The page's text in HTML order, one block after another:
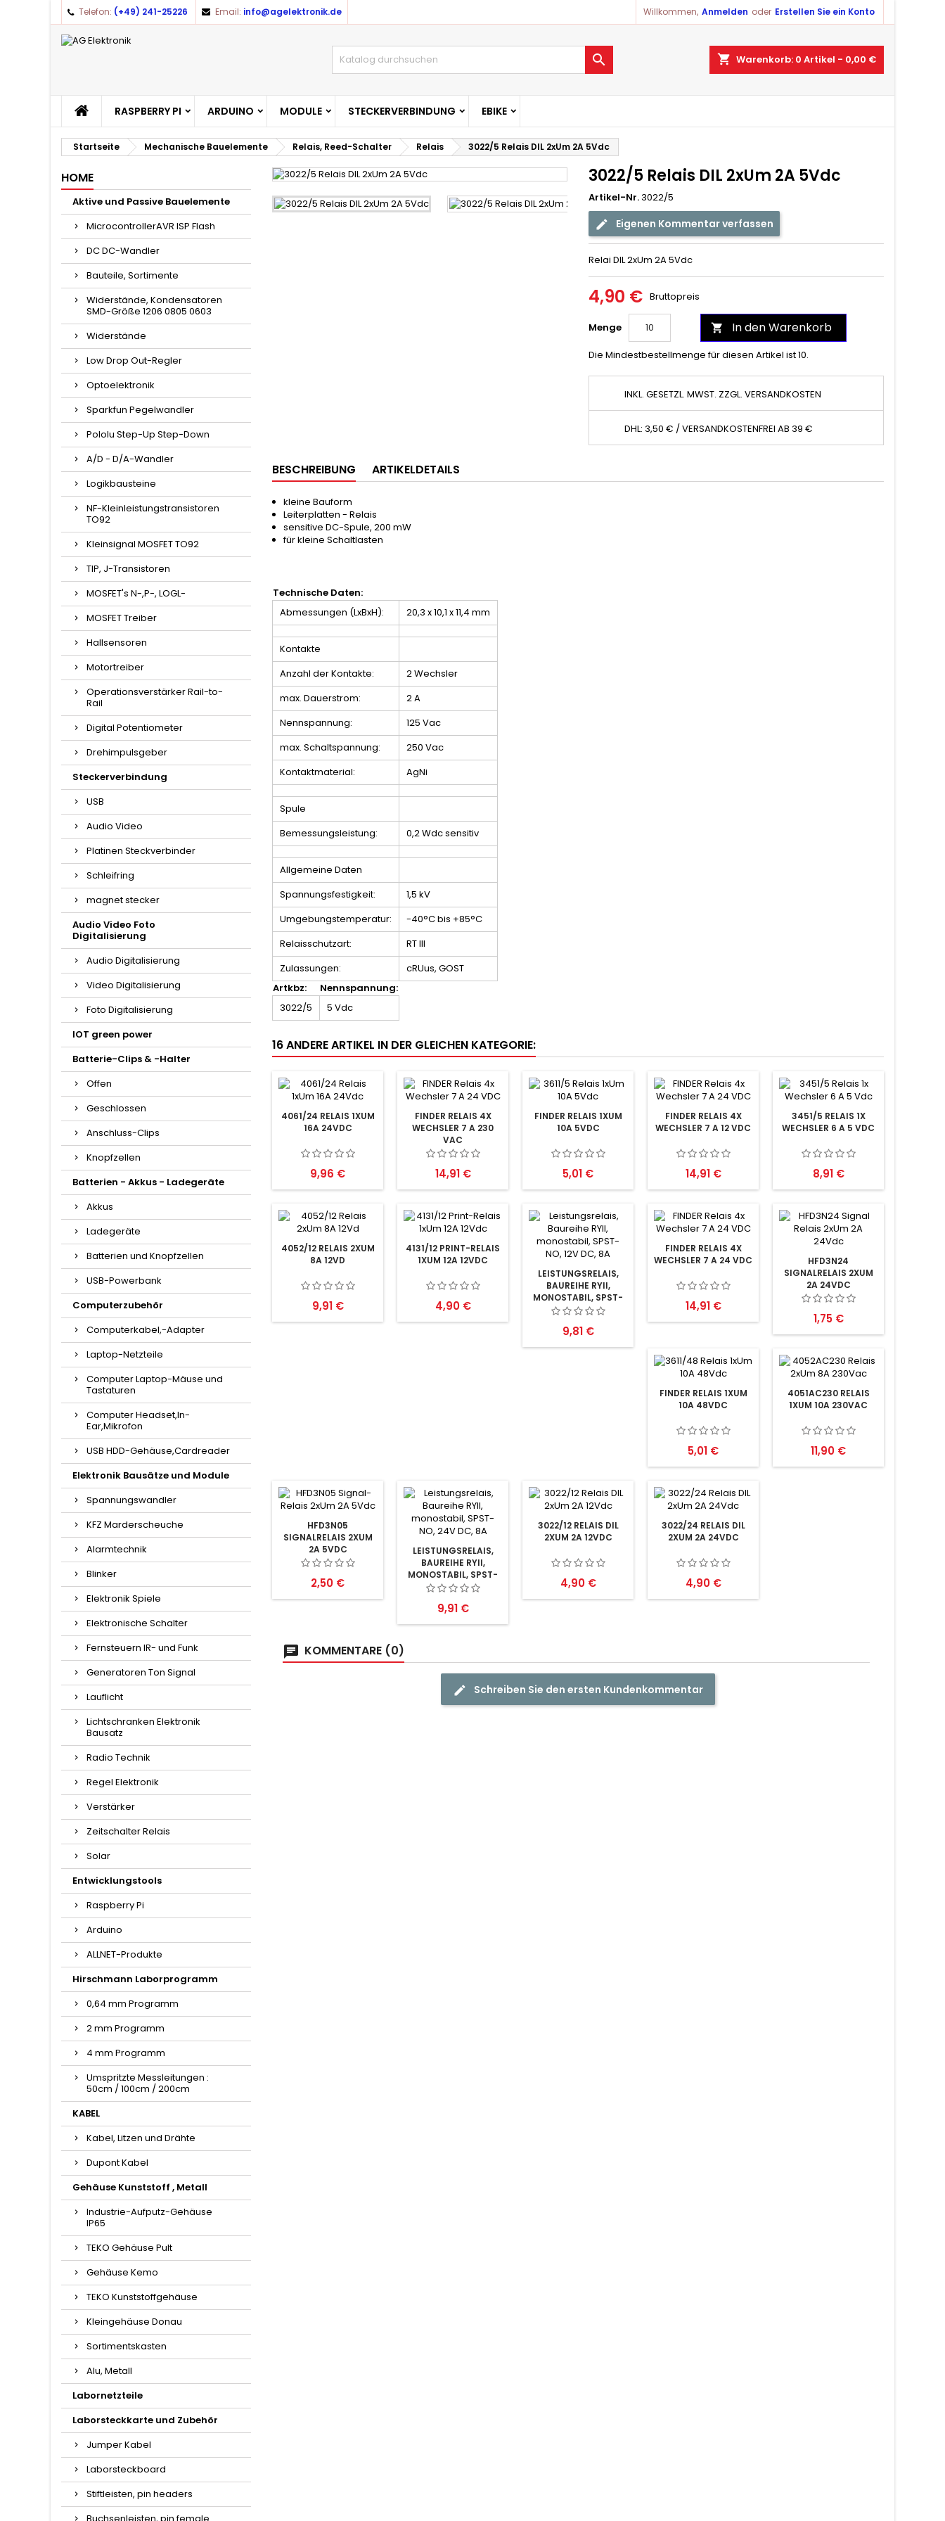
Telefon: (+49) 241-25226 Email: info@agelektronik.de Willkommen, Anmelden oder Erstellen Sie ein Konto
shopping_cart Warenkorb: 0 Artikel - 0,00 €

RASPBERRY PI ARDUINO MODULE STECKERVERBINDUNG EBIKE
Startseite Mechanische Bauelemente Relais, Reed-Schalter Relais 3022/5 Relais DIL 2xUm 2A 5Vdc
HOME
Aktive und Passive Bauelemente
MicrocontrollerAVR ISP Flash
DC DC-Wandler
Bauteile, Sortimente
Widerstände, Kondensatoren
SMD-Größe 1206 0805 0603
Widerstände
Low Drop Out-Regler
Optoelektronik
Sparkfun Pegelwandler
Pololu Step-Up Step-Down
A/D - D/A-Wandler
Logikbausteine
NF-Kleinleistungstransistoren
TO92
Kleinsignal MOSFET TO92
TIP, J-Transistoren
MOSFET's N-,P-, LOGL-
MOSFET Treiber
Hallsensoren
Motortreiber
Operationsverstärker Rail-to-
Rail
Digital Potentiometer
Drehimpulsgeber
Steckerverbindung
USB
Audio Video
Platinen Steckverbinder
Schleifring
magnet stecker
Audio Video Foto
Digitalisierung
Audio Digitalisierung
Video Digitalisierung
Foto Digitalisierung
IOT green power
Batterie-Clips & -Halter
Offen
Geschlossen
Anschluss-Clips
Knopfzellen
Batterien - Akkus - Ladegeräte
Akkus
Ladegeräte
Batterien und Knopfzellen
USB-Powerbank
Computerzubehör
Computerkabel,-Adapter
Laptop-Netzteile
Computer Laptop-Mäuse und
Tastaturen
Computer Headset,In-
Ear,Mikrofon
USB HDD-Gehäuse,Cardreader
Elektronik Bausätze und Module
Spannungswandler
KFZ Marderscheuche
Alarmtechnik
Blinker
Elektronik Spiele
Elektronische Schalter
Fernsteuern IR- und Funk
Generatoren Ton Signal
Lauflicht
Lichtschranken Elektronik
Bausatz
Radio Technik
Regel Elektronik
Verstärker
Zeitschalter Relais
Solar
Entwicklungstools
Raspberry Pi
Arduino
ALLNET-Produkte
Hirschmann Laborprogramm
0,64 mm Programm
2 mm Programm
4 mm Programm
Umspritzte Messleitungen :
50cm / 100cm / 200cm
KABEL
Kabel, Litzen und Drähte
Dupont Kabel
Gehäuse Kunststoff , Metall
Industrie-Aufputz-Gehäuse
IP65
TEKO Gehäuse Pult
Gehäuse Kemo
TEKO Kunststoffgehäuse
Kleingehäuse Donau
Sortimentskasten
Alu, Metall
Labornetzteile
Laborsteckkarte und Zubehör
Jumper Kabel
Laborsteckboard
Stiftleisten, pin headers
3022/5 Relais DIL 2xUm 2A 5Vdc
Artikel-Nr.3022/5
Eigenen Kommentar verfassen
Relai DIL 2xUm 2A 5Vdc
4,90 € Bruttopreis
Menge  In den Warenkorb
Die Mindestbestellmenge für diesen Artikel ist 10.
INKL. GESETZL. MWST. ZZGL. VERSANDKOSTEN
DHL: 3,50 € / VERSANDKOSTENFREI AB 39 €
BESCHREIBUNG ARTIKELDETAILS
kleine Bauform
Leiterplatten - Relais
sensitive DC-Spule, 200 mW
für kleine Schaltlasten
Technische Daten:
Abmessungen (LxBxH):
20,3 x 10,1 x 11,4 mm
Kontakte
Anzahl der Kontakte:
2 Wechsler
max. Dauerstrom:
2 A
Nennspannung:
125 Vac
max. Schaltspannung:
250 Vac
Kontaktmaterial:
AgNi
Spule
Bemessungsleistung:
0,2 Wdc sensitiv
Allgemeine Daten
Spannungsfestigkeit:
1,5 kV
Umgebungstemperatur:
-40°C bis +85°C
Relaisschutzart:
RT III
Zulassungen:
cRUus, GOST
Artkbz:
Nennspannung:
3022/5
5 Vdc
16 ANDERE ARTIKEL IN DER GLEICHEN KATEGORIE:
4061/24 RELAIS 1XUM
16A 24VDC
Preis
9,96 €
FINDER RELAIS 4X
WECHSLER 7 A 230
VAC
Preis
14,91 €
FINDER RELAIS 1XUM
10A 5VDC
Preis
5,01 €
FINDER RELAIS 4X
WECHSLER 7 A 12 VDC
Preis
14,91 €
3451/5 RELAIS 1X
WECHSLER 6 A 5 VDC
Preis
8,91 €
4052/12 RELAIS 2XUM
8A 12VD
Preis
9,91 €
4131/12 PRINT-RELAIS
1XUM 12A 12VDC
Preis
4,90 €
LEISTUNGSRELAIS,
BAUREIHE RYII,
MONOSTABIL, SPST-
NO, 12V DC, 8A
Preis
9,81 €
FINDER RELAIS 4X
WECHSLER 7 A 24 VDC
Preis
14,91 €
HFD3N24
SIGNALRELAIS 2XUM
2A 24VDC
Preis
1,75 €
FINDER RELAIS 1XUM
10A 48VDC
Preis
5,01 €
4051AC230 RELAIS
1XUM 10A 230VAC
Preis
11,90 €
HFD3N05
SIGNALRELAIS 2XUM
2A 5VDC
Preis
2,50 €
LEISTUNGSRELAIS,
BAUREIHE RYII,
MONOSTABIL, SPST-
NO, 24V DC, 8A
Preis
9,91 €
3022/12 RELAIS DIL
2XUM 2A 12VDC
Preis
4,90 €
3022/24 RELAIS DIL
2XUM 2A 24VDC
Preis
4,90 €
KOMMENTARE (0)
Schreiben Sie den ersten Kundenkommentar
Auf meine Wunschliste
add_circle_outlineCreate new list
((title))
((cancelText)) ((createText))
Anmelden
You need to be logged in to save products in your wishlist.